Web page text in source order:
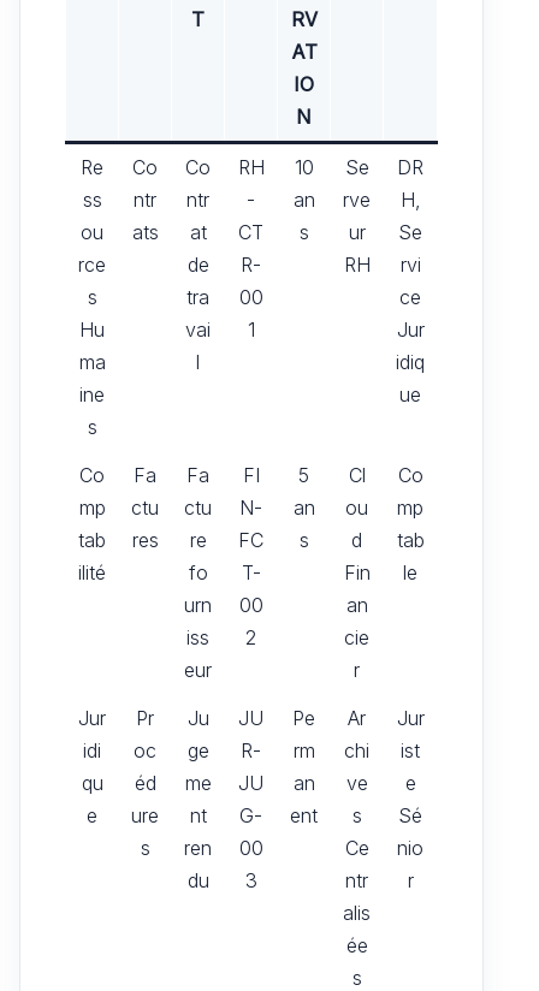
T
RV
AT
IO
N
Re
ss
ou
rce
s
Hu
ma
ine
s
Co
ntr
ats
Co
ntr
at
de
tra
vai
l
RH
-
CT
R-
00
1
10
an
s
Se
rve
ur
RH
DR
H,
Se
rvi
ce
Jur
idiq
ue
Co
mp
tab
ilité
Fa
ctu
res
Fa
ctu
re
fo
urn
iss
eur
FI
N-
FC
T-
00
2
5
an
s
Cl
ou
d
Fin
an
cie
r
Co
mp
tab
le
Jur
idi
qu
e
Pr
oc
éd
ure
s
Ju
ge
me
nt
ren
du
JU
R-
JU
G-
00
3
Pe
rm
an
ent
Ar
chi
ve
s
Ce
ntr
alis
ée
s
Jur
ist
e
Sé
nio
r